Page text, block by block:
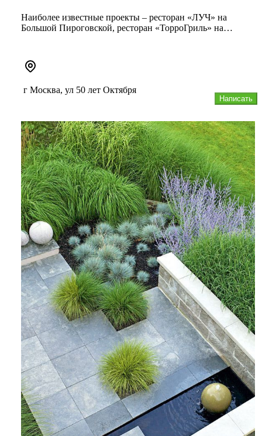
Наиболее известные проекты – ресторан «ЛУЧ» на
Большой Пироговской, ресторан «ТорроГриль» на
Написать
г Москва, ул 50 лет Октября